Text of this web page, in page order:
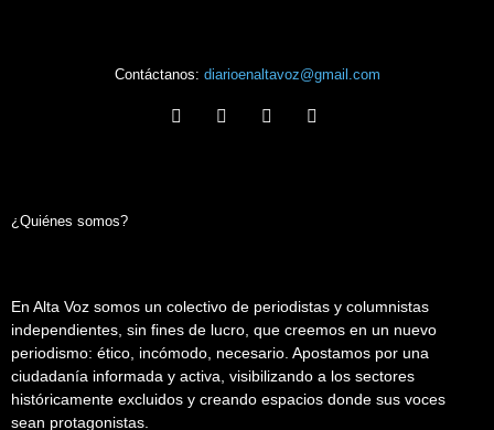
Contáctanos: diarioenaltavoz@gmail.com
¿Quiénes somos?
En Alta Voz somos un colectivo de periodistas y columnistas
independientes, sin fines de lucro, que creemos en un nuevo
periodismo: ético, incómodo, necesario. Apostamos por una
ciudadanía informada y activa, visibilizando a los sectores
históricamente excluidos y creando espacios donde sus voces
sean protagonistas.